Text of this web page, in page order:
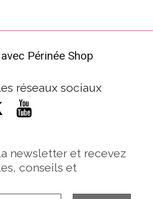
Périnée Shop
réseaux sociaux
newsletter et recevez
conseils et